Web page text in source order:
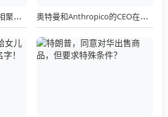
牛莉孙悦周深等60位艺人相聚，芒果元宵喜乐会亮点揭秘！ 奥特曼和Anthropico的CEO在印度AI峰会拒绝握手